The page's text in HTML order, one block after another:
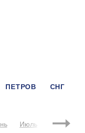
ПЕТРОВ СНГ
Июль Август